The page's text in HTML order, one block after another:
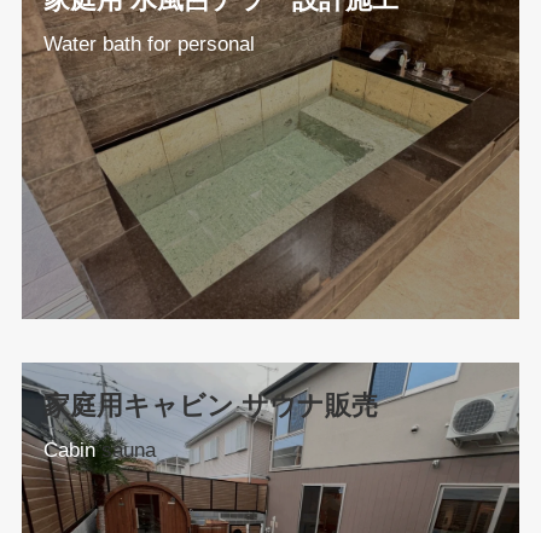
Water bath for personal
家庭用キャビン サウナ販売
Cabinsauna